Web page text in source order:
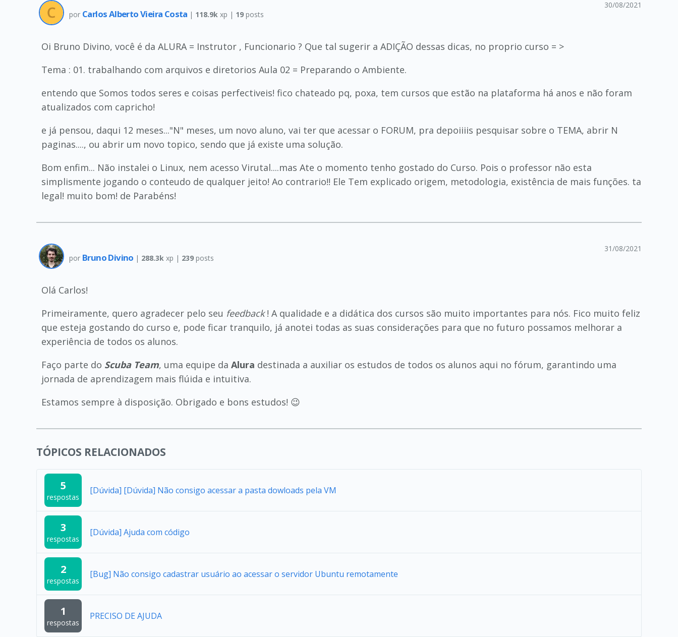
por Carlos Alberto Vieira Costa | 118.9k xp | 19 posts
30/08/2021
Oi Bruno Divino, você é da ALURA = Instrutor , Funcionario ? Que tal sugerir a ADIÇÃO dessas dicas, no proprio curso = >
Tema : 01. trabalhando com arquivos e diretorios Aula 02 = Preparando o Ambiente.
entendo que Somos todos seres e coisas perfectiveis! fico chateado pq, poxa, tem cursos que estão na plataforma há anos e não foram
atualizados com capricho!
e já pensou, daqui 12 meses..."N" meses, um novo aluno, vai ter que acessar o FORUM, pra depoiiiis pesquisar sobre o TEMA, abrir N
paginas...., ou abrir um novo topico, sendo que já existe uma solução.
Bom enfim... Não instalei o Linux, nem acesso Virutal....mas Ate o momento tenho gostado do Curso. Pois o professor não esta
simplismente jogando o conteudo de qualquer jeito! Ao contrario!! Ele Tem explicado origem, metodologia, existência de mais funções. ta
legal! muito bom! de Parabéns!
por Bruno Divino | 288.3k xp | 239 posts
31/08/2021
Olá Carlos!
Primeiramente, quero agradecer pelo seu feedback! A qualidade e a didática dos cursos são muito importantes para nós. Fico muito feliz
que esteja gostando do curso e, pode ficar tranquilo, já anotei todas as suas considerações para que no futuro possamos melhorar a
experiência de todos os alunos.
Faço parte do Scuba Team, uma equipe da Alura destinada a auxiliar os estudos de todos os alunos aqui no fórum, garantindo uma
jornada de aprendizagem mais flúida e intuitiva.
Estamos sempre à disposição. Obrigado e bons estudos! 😉
TÓPICOS RELACIONADOS
5
respostas
[Dúvida] [Dúvida] Não consigo acessar a pasta dowloads pela VM
3
respostas
[Dúvida] Ajuda com código
2
respostas
[Bug] Não consigo cadastrar usuário ao acessar o servidor Ubuntu remotamente
1
respostas
PRECISO DE AJUDA